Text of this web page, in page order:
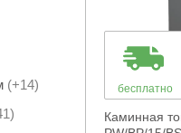
(+14)
бесплатно
Каминная